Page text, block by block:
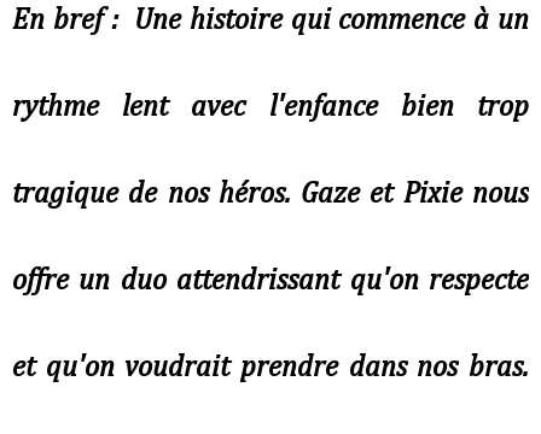
En bref : Une histoire qui commence à un
rythme lent avec l'enfance bien trop
tragique de nos héros. Gaze et Pixie nous
offre un duo attendrissant qu'on respecte
et qu'on voudrait prendre dans nos bras.